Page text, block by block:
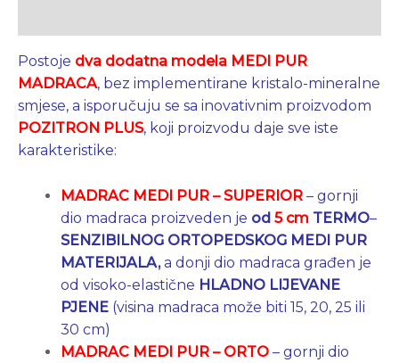
Postoje dva dodatna modela MEDI PUR
MADRACA, bez implementirane kristalo-mineralne
smjese, a isporučuju se sa inovativnim proizvodom
POZITRON PLUS, koji proizvodu daje sve iste
karakteristike:
MADRAC MEDI PUR –SUPERIOR – gornji
dio madraca proizveden je od 5 cm TERMO–
SENZIBILNOG ORTOPEDSKOG MEDI PUR
MATERIJALA,a donji dio madraca građen je
od visoko-elastične HLADNO LIJEVANE
PJENE (visina madraca može biti 15, 20, 25 ili
30 cm)
MADRAC MEDI PUR – ORTO – gornji dio